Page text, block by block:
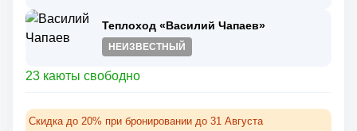
Теплоход «Василий Чапаев»
НЕИЗВЕСТНЫЙ
23 каюты свободно
Скидка до 20% при бронировании до 31 Августа